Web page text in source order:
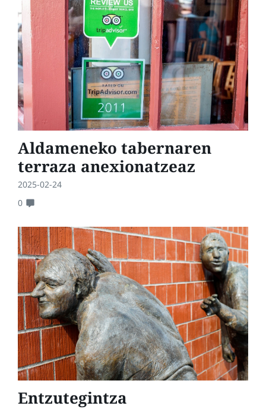
Aldameneko tabernaren
terraza anexionatzeaz
2025-02-24
0
Entzutegintza